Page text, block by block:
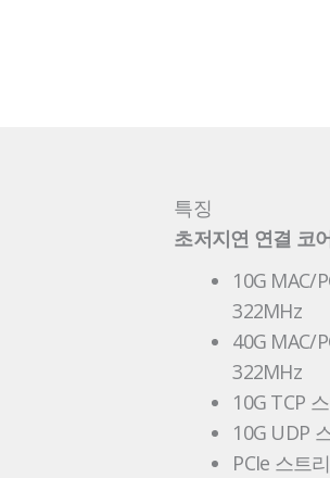
특징
초저지연 연결 코어
10G MAC/
322MHz
40G MAC/
322MHz
10G TCP
10G UDP
PCIe 스트